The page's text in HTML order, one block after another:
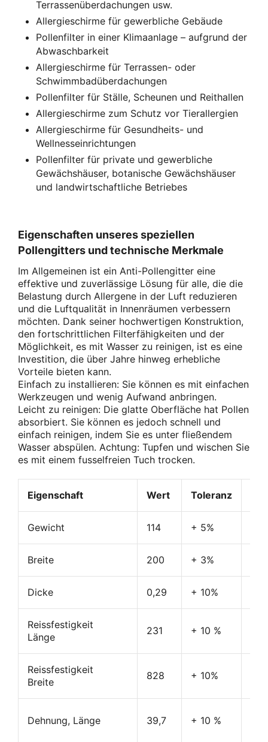
Terrassenüberdachungen usw.
Allergieschirme für gewerbliche Gebäude
Pollenfilter in einer Klimaanlage – aufgrund der
Abwaschbarkeit
Allergieschirme für Terrassen- oder
Schwimmbadüberdachungen
Pollenfilter für Ställe, Scheunen und Reithallen
Allergieschirme zum Schutz vor Tierallergien
Allergieschirme für Gesundheits- und
Wellnesseinrichtungen
Pollenfilter für private und gewerbliche
Gewächshäuser, botanische Gewächshäuser
und landwirtschaftliche Betriebes
Eigenschaften unseres speziellen
Pollengitters und technische Merkmale
Im Allgemeinen ist ein Anti-Pollengitter eine
effektive und zuverlässige Lösung für alle, die die
Belastung durch Allergene in der Luft reduzieren
und die Luftqualität in Innenräumen verbessern
möchten. Dank seiner hochwertigen Konstruktion,
den fortschrittlichen Filterfähigkeiten und der
Möglichkeit, es mit Wasser zu reinigen, ist es eine
Investition, die über Jahre hinweg erhebliche
Vorteile bieten kann.
Einfach zu installieren: Sie können es mit einfachen
Werkzeugen und wenig Aufwand anbringen.
Leicht zu reinigen: Die glatte Oberfläche hat Pollen
absorbiert. Sie können es jedoch schnell und
einfach reinigen, indem Sie es unter fließendem
Wasser abspülen. Achtung: Tupfen und wischen Sie
es mit einem fusselfreien Tuch trocken.
Eigenschaft Wert Toleranz
Gewicht 114 + 5%
Breite 200 + 3%
Dicke 0,29 + 10%
Reissfestigkeit
Länge
231 + 10 %
Reissfestigkeit
Breite
828 + 10%
Dehnung, Länge 39,7 + 10 %